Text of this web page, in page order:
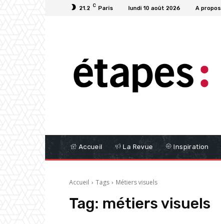
21.2 C Paris lundi 10 août 2026 A propos
Accueil La Revue Inspiration
Accueil Tags Métiers visuels
Tag: métiers visuels